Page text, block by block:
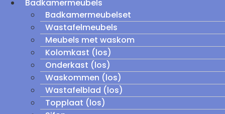
Badkamermeubels
Badkamermeubelset
Wastafelmeubels
Meubels met waskom
Kolomkast (los)
Onderkast (los)
Waskommen (los)
Wastafelblad (los)
Topplaat (los)